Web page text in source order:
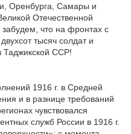
Оренбурга, Самары и
Отечественной
что на фронтах с
тысяч солдат и
Таджикской ССР!
1916 г. в Средней
и в разнице требований
чувствовался
служб России в 1916 г.